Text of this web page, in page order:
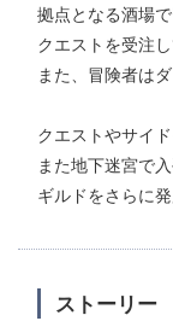
拠点となる酒場
クエストを受注
また、冒険者は
クエストやサイド
また地下迷宮で
ギルドをさらに
ストーリー